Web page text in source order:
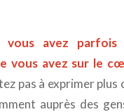
vous avez
vous avez sur le
pas à exprimer plus
auprès des